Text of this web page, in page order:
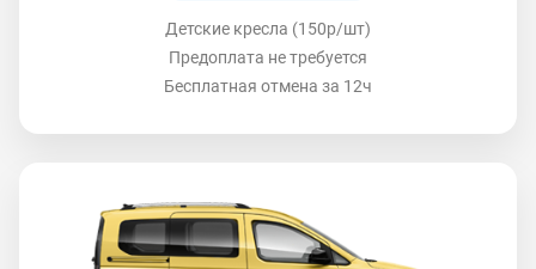
Детские кресла (150р/шт)
Предоплата не требуется
Бесплатная отмена за 12ч